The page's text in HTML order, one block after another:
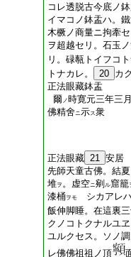
コレ透脱古今底ノ
イマコノ鉢盂ハ。
木橛ノ商量ニ拘牽
ヲ超越セリ。石玉
リ。碌甎トイフコ
トナカレ。
20 カ
正法眼藏鉢盂
爾 ノ時寛元三年三
佛精舍ニ示ス衆
正法眼藏 21 安居
先師天童古佛。結夏
堆ヲ 。虚空ニ剜 ル窟籠
漆桶ヲモ
シカアレ
飯伸脚睡。在這裏
クノコトクナルユ
ユルクセス。ソノ
レ佛佛祖祖ノ頂